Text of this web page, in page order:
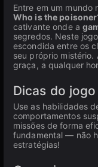
Entre em um mundo
Who is the
cativante onde a
segredos. Neste
escondida entre os
seu próprio mistério.
graça, a qualquer
Dicas do jogo
Use as habilidades
comportamentos
missões de forma
fundamental — não
estratégias!